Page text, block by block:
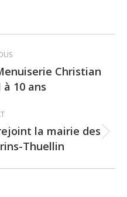
Christian
à 10 ans
la mairie des
Thuellin